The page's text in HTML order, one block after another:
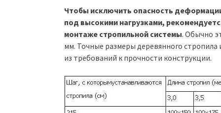
Чтобы исключить опасность
под высокими нагрузками,
монтаже стропильной системы. Обычно
мм. Точные размеры деревянного стропила
из требований к прочности конструкции.